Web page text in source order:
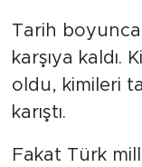
Tarih boyunca
karşıya kaldı.
oldu, kimileri
karıştı.
Fakat Türk